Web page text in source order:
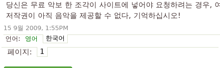
당신은 무료 악보 한 조각이 사이트에 넣어야 요청하려는 경우,
저작권이 아직 음악을 제공할 수 없다, 기억하십시오!
15 9월 2009, 1:55PM
언어:
영어 한국어
페이지: 1